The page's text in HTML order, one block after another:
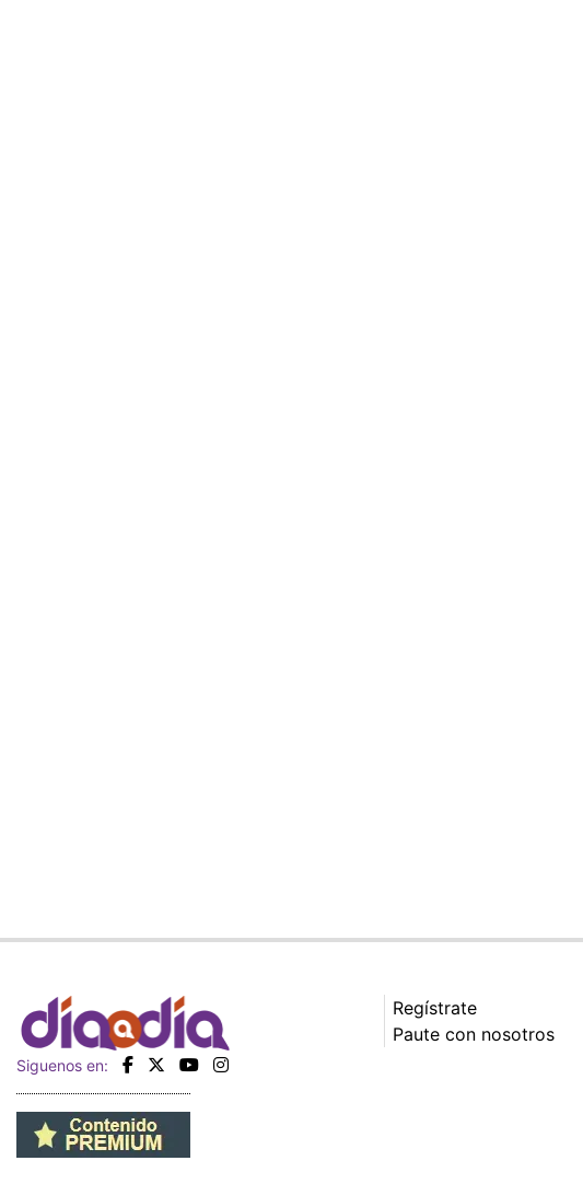
Siguenos en:
Regístrate
Paute con nosotros